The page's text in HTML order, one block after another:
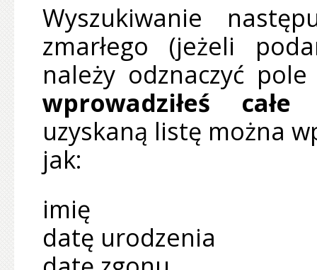
Wyszukiwanie
zmarłego (jeżeli
należy odznaczyć
wprowadziłeś całe
uzyskaną listę można
jak:
imię
datę urodzenia